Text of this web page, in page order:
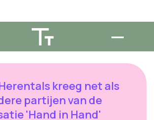
kreeg net als
partijen van de
'Hand in Hand'